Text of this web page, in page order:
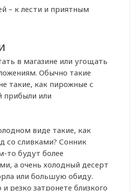
– к лести и приятным
в магазине или угощать
Обычно такие
такие, как пирожные с
прибыли или
виде такие, как
со сливками? Сонник
то будут более
а очень холодный десерт
или большую обиду.
резко затронете близкого